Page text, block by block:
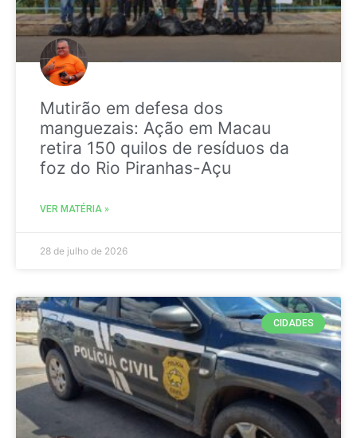
Mutirão em defesa dos
manguezais: Ação em Macau
retira 150 quilos de resíduos da
foz do Rio Piranhas-Açu
VER MATÉRIA »
28 de julho de 2026
CIDADES